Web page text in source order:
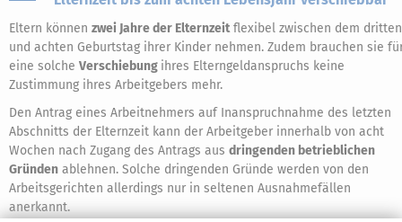
Eltern können zwei Jahre der Elternzeitflexibel zwischen dem dritten
und achten Geburtstag ihrer Kinder nehmen. Zudem brauchen sie
eine solche Verschiebung ihres Elterngeldanspruchs keine
Zustimmung ihres Arbeitgebers mehr.
Den Antrag eines Arbeitnehmers auf Inanspruchnahme des letzten
Abschnitts der Elternzeit kann der Arbeitgeber innerhalb von acht
Wochen nach Zugang des Antrags aus dringenden betrieblichen
Gründen ablehnen. Solche dringenden Gründe werden von den
Arbeitsgerichten allerdings nur in seltenen Ausnahmefällen
anerkannt.